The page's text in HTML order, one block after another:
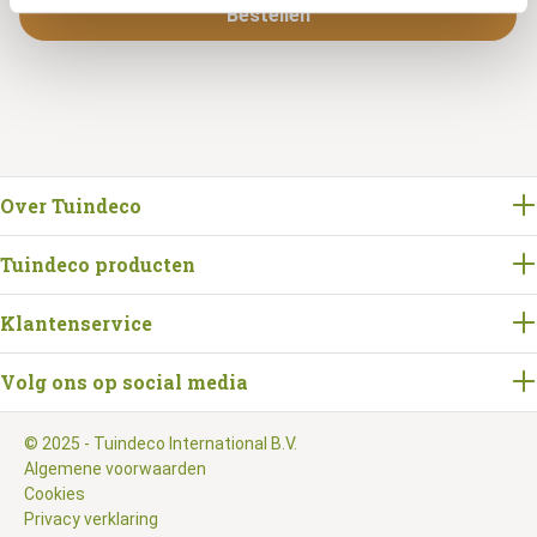
Bestellen
Over Tuindeco
Tuindeco producten
Klantenservice
Volg ons op social media
© 2025 - Tuindeco International B.V.
Algemene voorwaarden
Cookies
Privacy verklaring